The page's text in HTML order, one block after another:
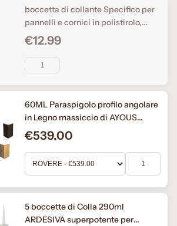
boccetta di collante Specifico per
pannelli e cornici in polistirolo,
rapida asciugatura, antimuffa,
effetto ventosa.
€12.99
60ML Paraspigolo profilo angolare
in Legno massiccio di AYOUS
45x45 in 6 colori
€539.00
5 boccette di Colla 290ml
ARDESIVA superpotente per